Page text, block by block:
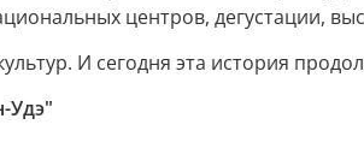
центров, дегустации,
И сегодня эта история
Удэ"